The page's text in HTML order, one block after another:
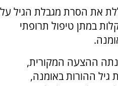
את הסרת מגבלת הגיל על
במתן טיפול תרופתי
ההצעה המקורית,
ההורות באומנה,